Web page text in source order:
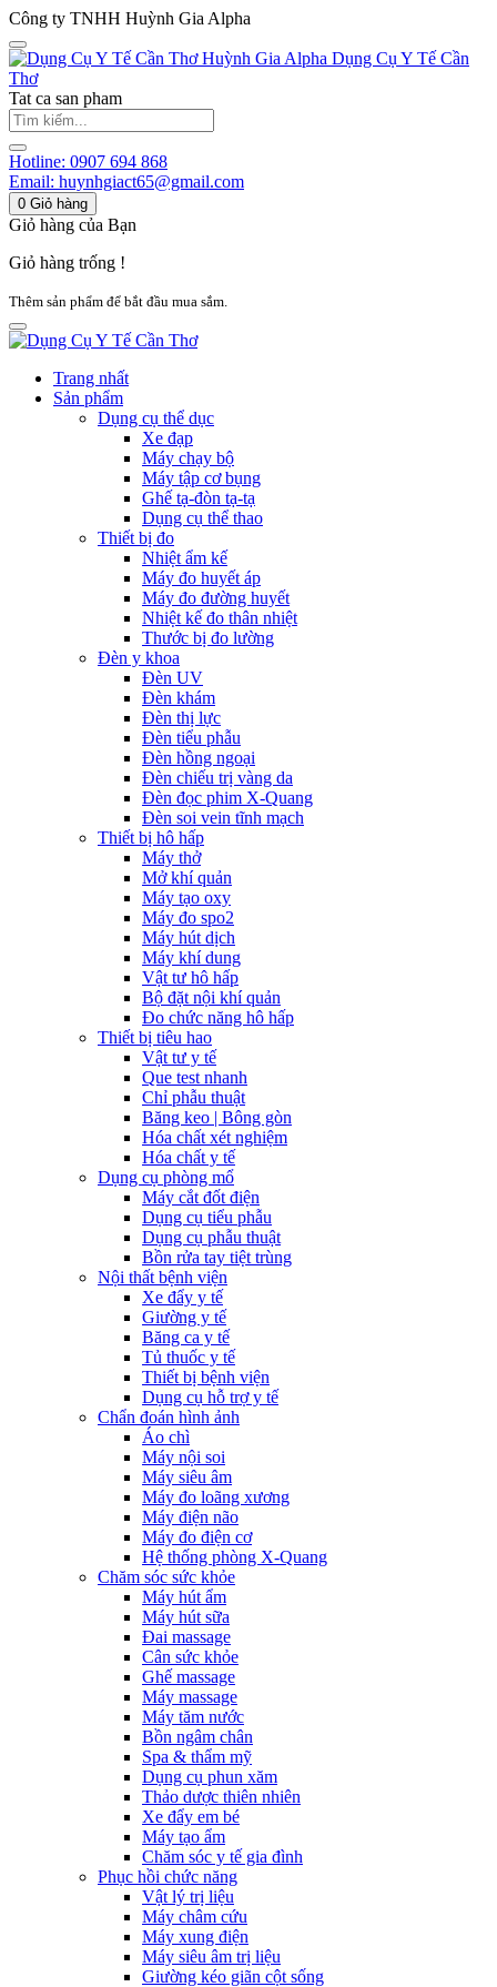
Công ty TNHH Huỳnh Gia Alpha
Huỳnh Gia Alpha Dụng Cụ Y Tế Cần
Thơ
Tat ca san pham
Hotline: 0907 694 868
Email: huynhgiact65@gmail.com
0 Giỏ hàng
Giỏ hàng của Bạn
Giỏ hàng trống !
Thêm sản phẩm để bắt đầu mua sắm.
Trang nhất
Sản phẩm
Dụng cụ thể dục
Xe đạp
Máy chạy bộ
Máy tập cơ bụng
Ghế tạ-đòn tạ-tạ
Dụng cụ thể thao
Thiết bị đo
Nhiệt ẩm kế
Máy đo huyết áp
Máy đo đường huyết
Nhiệt kế đo thân nhiệt
Thước bị đo lường
Đèn y khoa
Đèn UV
Đèn khám
Đèn thị lực
Đèn tiểu phẫu
Đèn hồng ngoại
Đèn chiếu trị vàng da
Đèn đọc phim X-Quang
Đèn soi vein tĩnh mạch
Thiết bị hô hấp
Máy thở
Mở khí quản
Máy tạo oxy
Máy đo spo2
Máy hút dịch
Máy khí dung
Vật tư hô hấp
Bộ đặt nội khí quản
Đo chức năng hô hấp
Thiết bị tiêu hao
Vật tư y tế
Que test nhanh
Chỉ phẫu thuật
Băng keo | Bông gòn
Hóa chất xét nghiệm
Hóa chất y tế
Dụng cụ phòng mổ
Máy cắt đốt điện
Dụng cụ tiểu phẫu
Dụng cụ phẫu thuật
Bồn rửa tay tiệt trùng
Nội thất bệnh viện
Xe đẩy y tế
Giường y tế
Băng ca y tế
Tủ thuốc y tế
Thiết bị bệnh viện
Dụng cụ hỗ trợ y tế
Chẩn đoán hình ảnh
Áo chì
Máy nội soi
Máy siêu âm
Máy đo loãng xương
Máy điện não
Máy đo điện cơ
Hệ thống phòng X-Quang
Chăm sóc sức khỏe
Máy hút ẩm
Máy hút sữa
Đai massage
Cân sức khỏe
Ghế massage
Máy massage
Máy tăm nước
Bồn ngâm chân
Spa & thẩm mỹ
Dụng cụ phun xăm
Thảo dược thiên nhiên
Xe đẩy em bé
Máy tạo ẩm
Chăm sóc y tế gia đình
Phục hồi chức năng
Vật lý trị liệu
Máy châm cứu
Máy xung điện
Máy siêu âm trị liệu
Giường kéo giãn cột sống